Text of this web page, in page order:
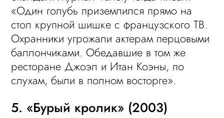
«Один голубь приземлился прямо на
стол крупной шишке с французского ТВ.
Охранники угрожали актерам перцовыми
баллончиками. Обедавшие в том же
ресторане Джоэл и Итан Коэны, по
слухам, были в полном восторге».
5. «Бурый кролик» (2003)